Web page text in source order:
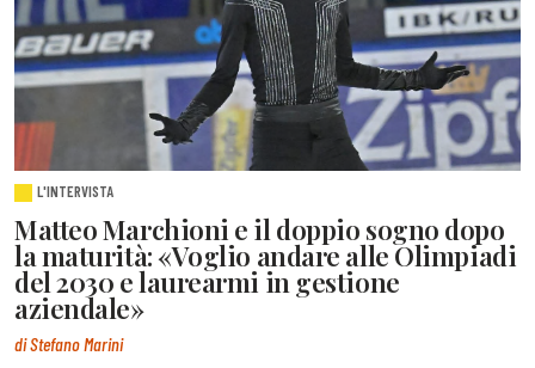
L'INTERVISTA
Matteo Marchioni e il doppio sogno dopo
la maturità: «Voglio andare alle Olimpiadi
del 2030 e laurearmi in gestione
aziendale»
di Stefano Marini